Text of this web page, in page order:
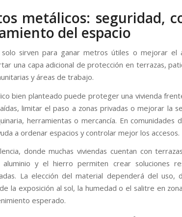
metálicos: seguridad,
del espacio
sirven para ganar metros útiles o mejorar el
una capa adicional de protección en terrazas,
y áreas de trabajo.
bien planteado puede proteger una vivienda
limitar el paso a zonas privadas o mejorar la
herramientas o mercancía. En comunidades
a ordenar espacios y controlar mejor los accesos.
donde muchas viviendas cuentan con
y el hierro permiten crear soluciones
La elección del material dependerá del uso,
la exposición al sol, la humedad o el salitre en
esperado.